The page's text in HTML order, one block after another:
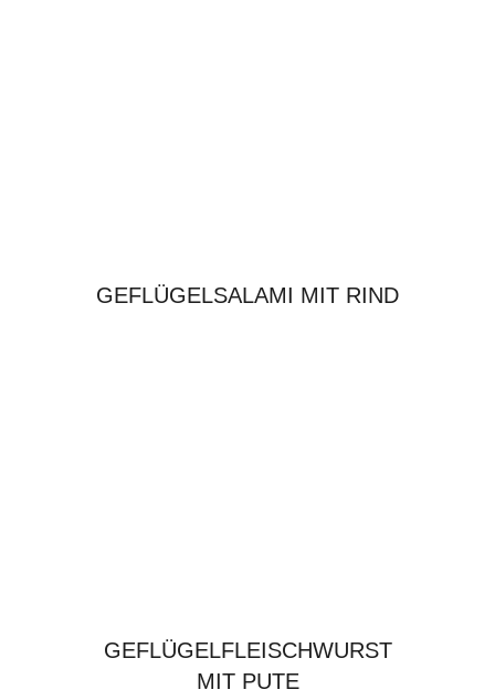
GEFLÜGELSALAMI MIT RIND
GEFLÜGELFLEISCHWURST
MIT PUTE